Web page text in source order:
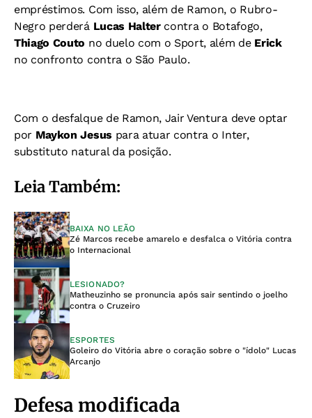
empréstimos. Com isso, além de Ramon, o Rubro-
Negro perderá Lucas Haltercontra o Botafogo,
Thiago Couto no duelo com o Sport, além de Erick
no confronto contra o São Paulo.
Com o desfalque de Ramon, Jair Ventura deve optar
por Maykon Jesus para atuar contra o Inter,
substituto natural da posição.
Leia Também:
BAIXA NO LEÃO
Zé Marcos recebe amarelo e desfalca o Vitória contra
o Internacional
LESIONADO?
Matheuzinho se pronuncia após sair sentindo o joelho
contra o Cruzeiro
ESPORTES
Goleiro do Vitória abre o coração sobre o "ídolo" Lucas
Arcanjo
Defesa modificada